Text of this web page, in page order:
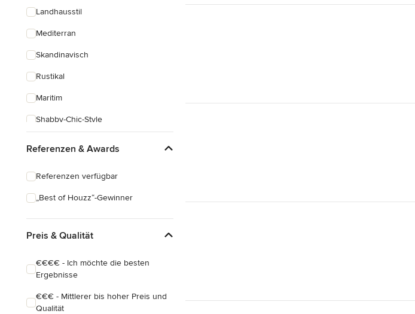
Landhausstil
Mediterran
Skandinavisch
Rustikal
Maritim
Shabby-Chic-Style
Referenzen & Awards
Referenzen verfügbar
„Best of Houzz“-Gewinner
Preis & Qualität
€€€€ - Ich möchte die besten
Ergebnisse
€€€ - Mittlerer bis hoher Preis und
Qualität